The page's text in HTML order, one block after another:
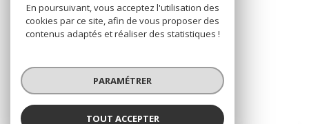
Politique RGPD
En poursuivant, vous acceptez l'utilisation des
cookies par ce site, afin de vous proposer des
contenus adaptés et réaliser des statistiques !
PARAMÉTRER
TOUT ACCEPTER